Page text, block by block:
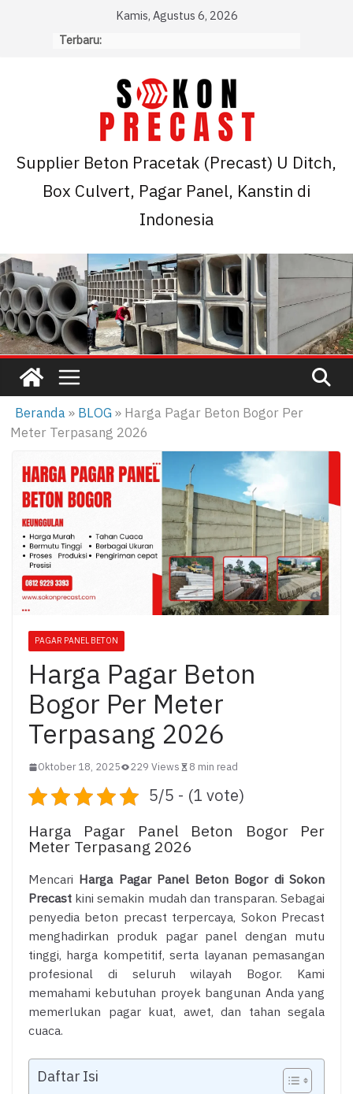
Kamis, Agustus 6, 2026
Terbaru:
Supplier Beton Pracetak (Precast) U Ditch,
Box Culvert, Pagar Panel, Kanstin di
Indonesia
Beranda» BLOG » Harga Pagar Beton Bogor Per
Meter Terpasang 2026
PAGAR PANEL BETON
Harga Pagar Beton
Bogor Per Meter
Terpasang 2026
Oktober 18, 2025 229 Views 8 min read
5/5 - (1 vote)
Harga Pagar Panel Beton Bogor Per
Meter Terpasang 2026
Mencari Harga Pagar Panel Beton Bogor di Sokon
Precast kini semakin mudah dan transparan. Sebagai
penyedia beton precast terpercaya, Sokon Precast
menghadirkan produk pagar panel dengan mutu
tinggi, harga kompetitif, serta layanan pemasangan
profesional di seluruh wilayah Bogor. Kami
memahami kebutuhan proyek bangunan Anda yang
memerlukan pagar kuat, awet, dan tahan segala
cuaca.
Daftar Isi